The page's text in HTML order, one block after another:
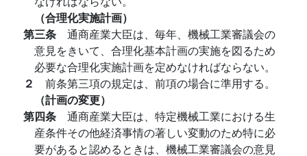
（合理化実施計画）
第三条 通商産業大臣は、毎年、機械工業審議会の
意見をきいて、合理化基本計画の実施を図るため
必要な合理化実施計画を定めなければならない。
２ 前条第三項の規定は、前項の場合に準用する。
（計画の変更）
第四条 通商産業大臣は、特定機械工業における生
産条件その他経済事情の著しい変動のため特に必
要があると認めるときは、機械工業審議会の意見